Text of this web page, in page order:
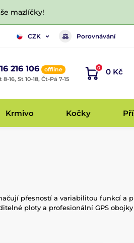
mazlíčky!
CZK Porovnávání
216 106
offline
8-16, St 10-18, Čt-Pá 7-15
0 0 Kč
Krmivo Kočky
přesností a variabilitou funkcí a
ploty a profesionální GPS obojky